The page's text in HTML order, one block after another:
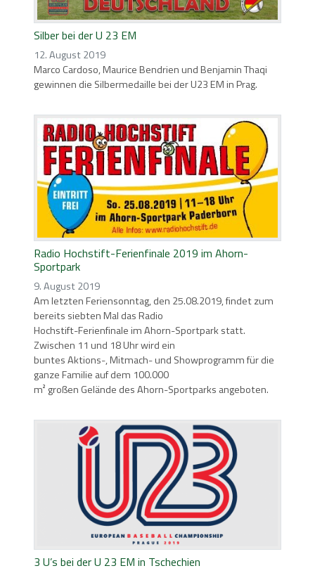
Silber bei der U 23 EM
12. August 2019
Marco Cardoso, Maurice Bendrien und Benjamin Thaqi
gewinnen die Silbermedaille bei der U23 EM in Prag.
Radio Hochstift-Ferienfinale 2019 im Ahorn-
Sportpark
9. August 2019
Am letzten Feriensonntag, den 25.08.2019, findet zum
bereits siebten Mal das Radio
Hochstift-Ferienfinale im Ahorn-Sportpark statt.
Zwischen 11 und 18 Uhr wird ein
buntes Aktions-, Mitmach- und Showprogramm für die
ganze Familie auf dem 100.000
m² großen Gelände des Ahorn-Sportparks angeboten.
3 U’s bei der U 23 EM in Tschechien